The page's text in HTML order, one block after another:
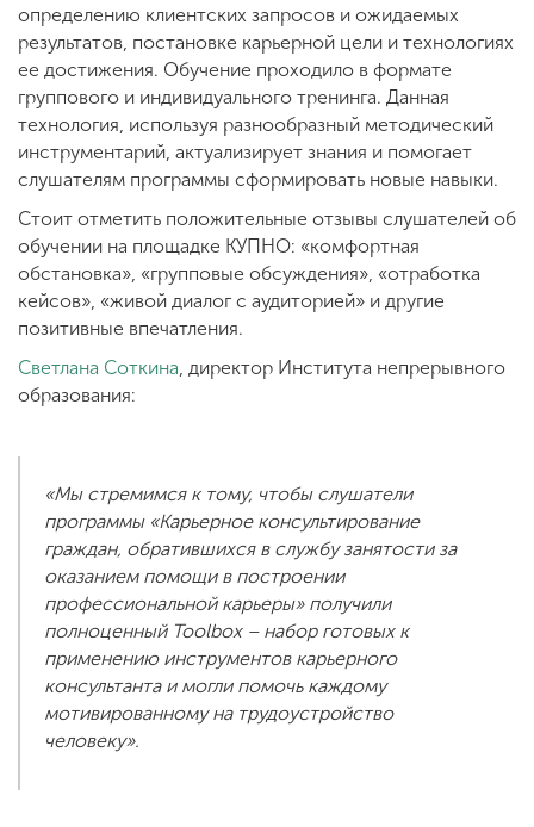
определению клиентских запросов и ожидаемых
результатов, постановке карьерной цели и технологиях
ее достижения. Обучение проходило в формате
группового и индивидуального тренинга. Данная
технология, используя разнообразный методический
инструментарий, актуализирует знания и помогает
слушателям программы сформировать новые навыки.
Стоит отметить положительные отзывы слушателей об
обучении на площадке КУПНО: «комфортная
обстановка», «групповые обсуждения», «отработка
кейсов», «живой диалог с аудиторией» и другие
позитивные впечатления.
Светлана Соткина, директор Института непрерывного
образования:
«Мы стремимся к тому, чтобы слушатели
программы «Карьерное консультирование
граждан, обратившихся в службу занятости за
оказанием помощи в построении
профессиональной карьеры» получили
полноценный Toolbox – набор готовых к
применению инструментов карьерного
консультанта и могли помочь каждому
мотивированному на трудоустройство
человеку».